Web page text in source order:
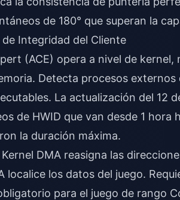
de 180° que superan la
Integridad del Cliente
(ACE) opera a nivel de
Detecta procesos
La actualización del 12
de HWID que van desde 1 hora
la duración máxima.
DMA reasigna las
localice los datos del juego.
para el juego de rango